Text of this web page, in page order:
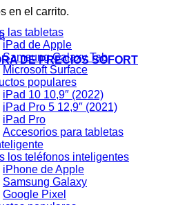
en el carrito.
DE PRECIOS SOFORT
las tabletas
iPad de Apple
Samsung Galaxy Tab
Microsoft Surface
populares
iPad 10 10,9″ (2022)
iPad Pro 5 12,9″ (2021)
iPad Pro
Accesorios para tabletas
los teléfonos inteligentes
iPhone de Apple
Samsung Galaxy
Google Pixel